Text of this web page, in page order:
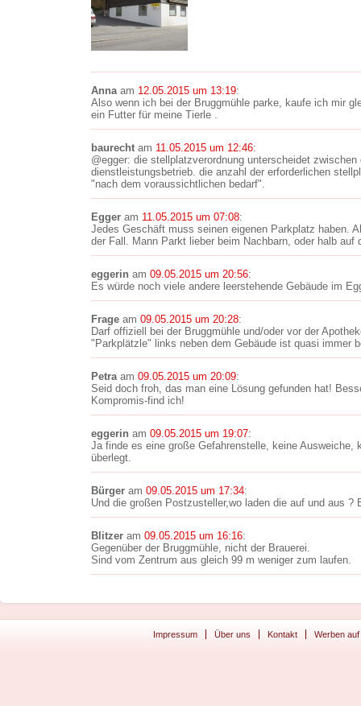
Annaam 12.05.2015 um 13:19:
Also wenn ich bei der Bruggmühle parke, kaufe ich mir
ein Futter für meine Tierle .
baurecht am 11.05.2015 um 12:46:
@egger: die stellplatzverordnung unterscheidet
dienstleistungsbetrieb. die anzahl der erforderlichen
"nach dem voraussichtlichen bedarf".
Egger am 11.05.2015 um 07:08:
Jedes Geschäft muss seinen eigenen Parkplatz haben.
der Fall. Mann Parkt lieber beim Nachbarn, oder halb auf
eggerin am 09.05.2015 um 20:56:
Es würde noch viele andere leerstehende Gebäude im
Frage am 09.05.2015 um 20:28:
Darf offiziell bei der Bruggmühle und/oder vor der
"Parkplätzle" links neben dem Gebäude ist quasi immer
Petraam 09.05.2015 um 20:09:
Seid doch froh, das man eine Lösung gefunden hat!
Kompromis-find ich!
eggerin am 09.05.2015 um 19:07:
Ja finde es eine große Gefahrenstelle, keine
überlegt.
Bürger am 09.05.2015 um 17:34:
Und die großen Postzusteller,wo laden die auf und aus ?
Blitzer am 09.05.2015 um 16:16:
Gegenüber der Bruggmühle, nicht der Brauerei.
Sind vom Zentrum aus gleich 99 m weniger zum laufen.
Impressum Über uns Kontakt Werben